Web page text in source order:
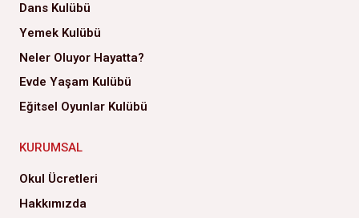
Dans Kulübü
Yemek Kulübü
Neler Oluyor Hayatta?
Evde Yaşam Kulübü
Eğitsel Oyunlar Kulübü
KURUMSAL
Okul Ücretleri
Hakkımızda